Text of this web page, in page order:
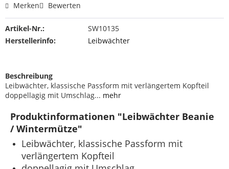
Merken Bewerten
Artikel-Nr.:
SW10135
Herstellerinfo:
Leibwächter
Beschreibung
Leibwächter, klassische Passform mit verlängertem Kopfteil
doppellagig mit Umschlag... mehr
Produktinformationen "Leibwächter Beanie
/ Wintermütze"
Leibwächter, klassische Passform mit
verlängertem Kopfteil